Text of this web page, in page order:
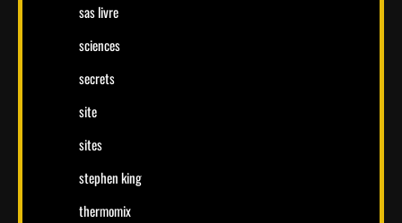
sas livre
sciences
secrets
site
sites
stephen king
thermomix